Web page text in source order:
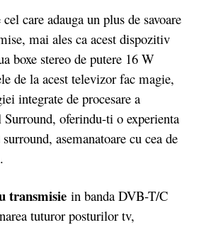
care adauga un plus de savoare
mai ales ca acest dispozitiv
boxe stereo de putere 16 W
de la acest televizor fac magie,
integrate de procesare a
oferindu-ti o experienta
asemanatoare cu cea de
transmisie in banda DVB-T/C
tuturor posturilor tv,